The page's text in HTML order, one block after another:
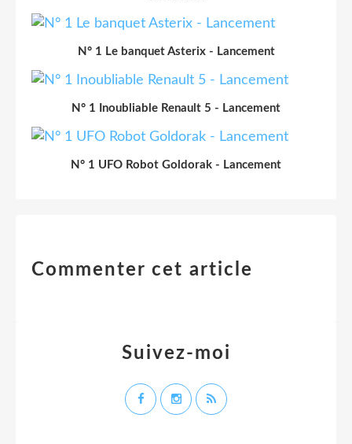
N° 1 Le banquet Asterix - Lancement
N° 1 Inoubliable Renault 5 - Lancement
N° 1 UFO Robot Goldorak - Lancement
Commenter cet article
Suivez-moi